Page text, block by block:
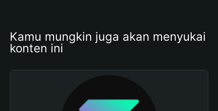
Kamu mungkin juga akan menyukai
konten ini